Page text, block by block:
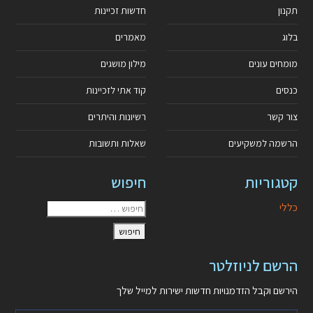
תקנון
בלוג
מומחים עונים
כנסים
צור קשר
הרשמה למשקיעים
חדשות זכיינות
מאמרים
מילון מושגים
קוד אתי לזכיינות
רשיונות והיתרים
שאלות ותשובות
קטגוריות
כללי
חיפוש
הרשם לניוזלטר
הירשם וקבל הזדמנויות חדשות ישירות למייל שלך